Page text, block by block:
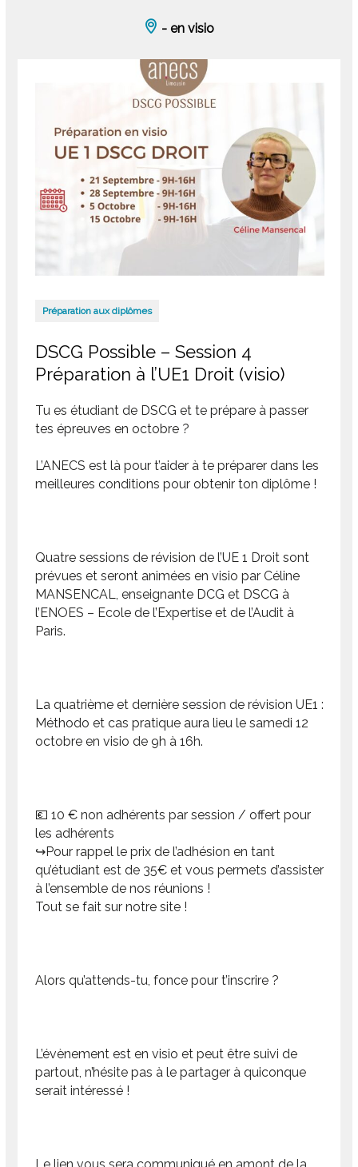
- en visio
Préparation aux diplômes
DSCG Possible – Session 4
Préparation à l’UE1 Droit (visio)
Tu es étudiant de DSCG et te prépare à passer
tes épreuves en octobre ?
L’ANECS est là pour t’aider à te préparer dans les
meilleures conditions pour obtenir ton diplôme !
Quatre sessions de révision de l’UE 1 Droit sont
prévues et seront animées en visio par Céline
MANSENCAL, enseignante DCG et DSCG à
l’ENOES – Ecole de l’Expertise et de l’Audit à
Paris.
La quatrième et dernière session de révision UE1 :
Méthodo et cas pratique aura lieu le samedi 12
octobre en visio de 9h à 16h.
💶 10 € non adhérents par session / offert pour
les adhérents
↪️Pour rappel le prix de l’adhésion en tant
qu’étudiant est de 35€ et vous permets d’assister
à l’ensemble de nos réunions !
Tout se fait sur notre site !
Alors qu’attends-tu, fonce pour t’inscrire ?
L’évènement est en visio et peut être suivi de
partout, n’hésite pas à le partager à quiconque
serait intéressé !